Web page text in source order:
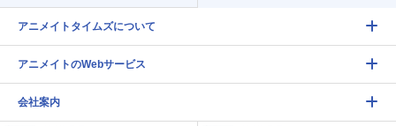
アニメイトタイムズについて
アニメイトのWebサービス
会社案内